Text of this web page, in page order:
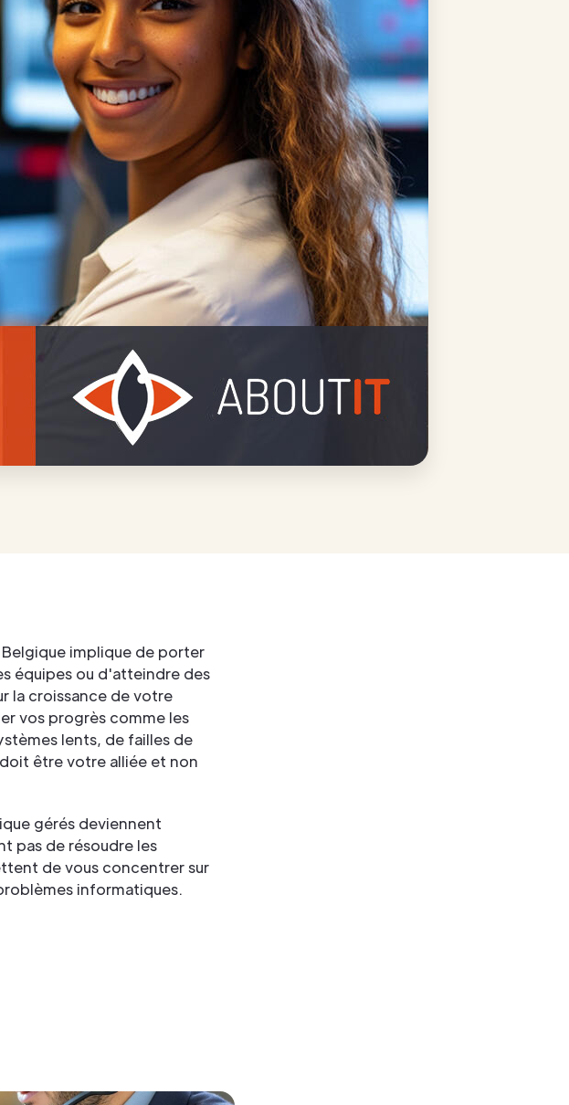
implique de porter
équipes ou d'atteindre des
la croissance de votre
vos progrès comme les
lents, de failles de
être votre alliée et non
gérés deviennent
pas de résoudre les
de vous concentrer sur
informatiques.